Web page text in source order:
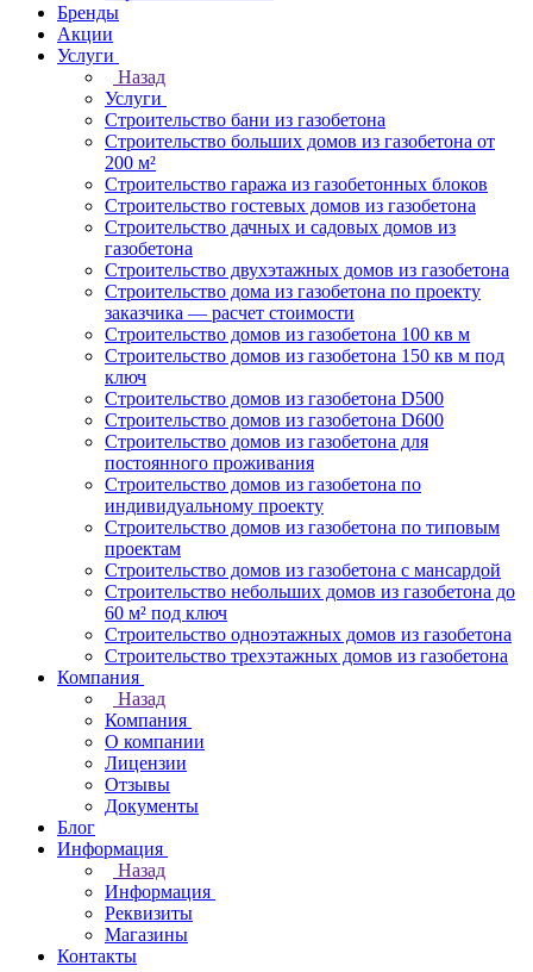
Бренды
Акции
Услуги
Назад
Услуги
Строительство бани из газобетона
Строительство больших домов из газобетона от
200 м²
Строительство гаража из газобетонных блоков
Строительство гостевых домов из газобетона
Строительство дачных и садовых домов из
газобетона
Строительство двухэтажных домов из газобетона
Строительство дома из газобетона по проекту
заказчика — расчет стоимости
Строительство домов из газобетона 100 кв м
Строительство домов из газобетона 150 кв м под
ключ
Строительство домов из газобетона D500
Строительство домов из газобетона D600
Строительство домов из газобетона для
постоянного проживания
Строительство домов из газобетона по
индивидуальному проекту
Строительство домов из газобетона по типовым
проектам
Строительство домов из газобетона с мансардой
Строительство небольших домов из газобетона до
60 м² под ключ
Строительство одноэтажных домов из газобетона
Строительство трехэтажных домов из газобетона
Компания
Назад
Компания
О компании
Лицензии
Отзывы
Документы
Блог
Информация
Назад
Информация
Реквизиты
Магазины
Контакты